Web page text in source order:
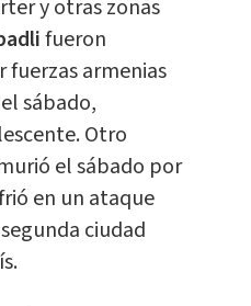
y otras zonas
fueron
armenias
sábado,
Otro
el sábado por
en un ataque
ciudad